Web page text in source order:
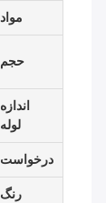
مواد
حجم
اندازه
لوله
درخواست
رنگ